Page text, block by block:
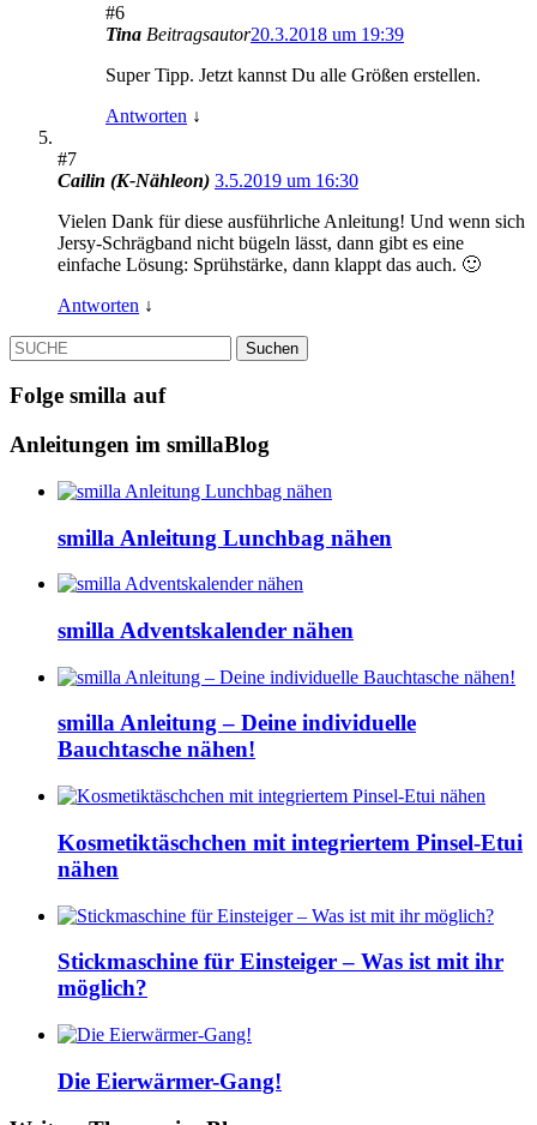
#6
Tina Beitragsautor20.3.2018 um 19:39
Super Tipp. Jetzt kannst Du alle Größen erstellen.
Antworten ↓
#7
Cailin (K-Nähleon) 3.5.2019 um 16:30
Vielen Dank für diese ausführliche Anleitung! Und wenn sich
Jersy-Schrägband nicht bügeln lässt, dann gibt es eine
einfache Lösung: Sprühstärke, dann klappt das auch. 🙂
Antworten ↓
SUCHE
Folge smilla auf
Anleitungen im smillaBlog
smilla Anleitung Lunchbag nähen
smilla Adventskalender nähen
smilla Anleitung – Deine individuelle
Bauchtasche nähen!
Kosmetiktäschchen mit integriertem Pinsel-Etui
nähen
Stickmaschine für Einsteiger – Was ist mit ihr
möglich?
Die Eierwärmer-Gang!